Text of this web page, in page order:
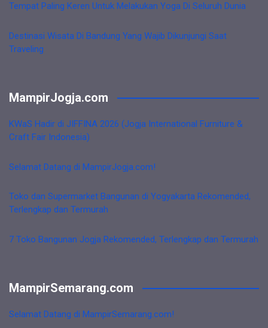
Tempat Paling Keren Untuk Melakukan Yoga Di Seluruh Dunia
Destinasi Wisata Di Bandung Yang Wajib Dikunjungi Saat
Traveling
MampirJogja.com
KWaS Hadir di JIFFINA 2026 (Jogja International Furniture &
Craft Fair Indonesia)
Selamat Datang di MampirJogja.com!
Toko dan Supermarket Bangunan di Yogyakarta Rekomended,
Terlengkap dan Termurah
7 Toko Bangunan Jogja Rekomended, Terlengkap dan Termurah
MampirSemarang.com
Selamat Datang di MampirSemarang.com!